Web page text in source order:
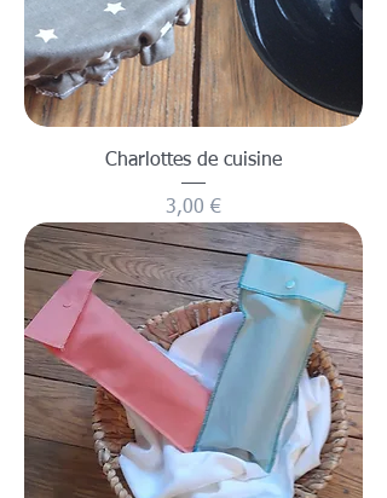
Charlottes de cuisine
Prix
3,00 €